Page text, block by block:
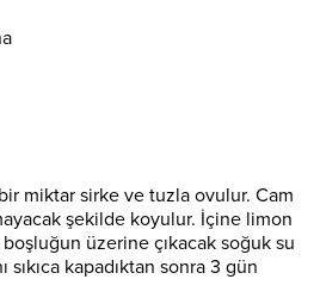
miktar sirke ve tuzla ovulur. Cam
şekilde koyulur. İçine limon
üzerine çıkacak soğuk su
sıkıca kapadıktan sonra 3 gün